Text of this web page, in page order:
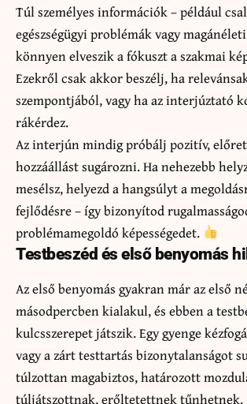
Túl személyes információk – például
egészségügyi problémák vagy
könnyen elveszik a fókuszt a szakmai
Ezekről csak akkor beszélj, ha
szempontjából, vagy ha az interjúztató
rákérdez.
Az interjún mindig próbálj pozitív,
hozzáállást sugározni. Ha nehezebb
mesélsz, helyezd a hangsúlyt a
fejlődésre – így bizonyítod
problémamegoldó képességedet.
Testbeszéd és első benyomás
Az első benyomás gyakran már az első
másodpercben kialakul, és ebben a
kulcsszerepet játszik. Egy gyenge
vagy a zárt testtartás bizonytalanságot
túlzottan magabiztos, határozott
túljátszottnak, erőltetettnek tűnhetnek.